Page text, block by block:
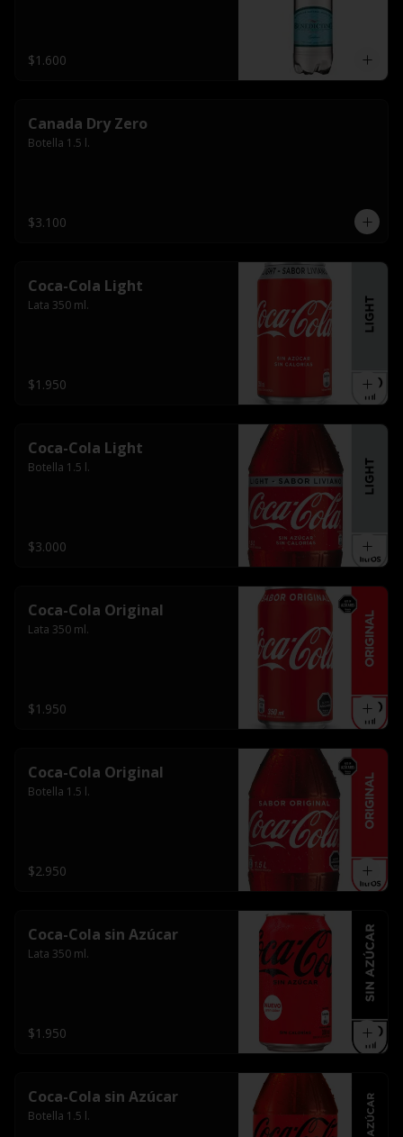
$1.600
Canada Dry Zero
Botella 1.5 l.
$3.100
Coca-Cola Light
Lata 350 ml.
$1.950
Coca-Cola Light
Botella 1.5 l.
$3.000
Coca-Cola Original
Lata 350 ml.
$1.950
Coca-Cola Original
Botella 1.5 l.
$2.950
Coca-Cola sin Azúcar
Lata 350 ml.
$1.950
Coca-Cola sin Azúcar
Botella 1.5 l.